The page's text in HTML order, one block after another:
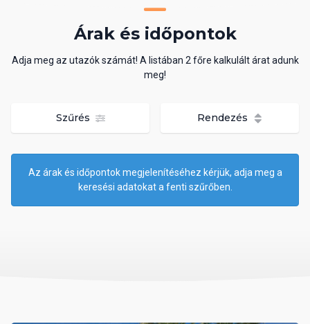
Árak és időpontok
Adja meg az utazók számát! A listában 2 főre kalkulált árat adunk
meg!
Szűrés Rendezés
Az árak és időpontok megjelenítéséhez kérjük, adja meg a
keresési adatokat a fenti szűrőben.